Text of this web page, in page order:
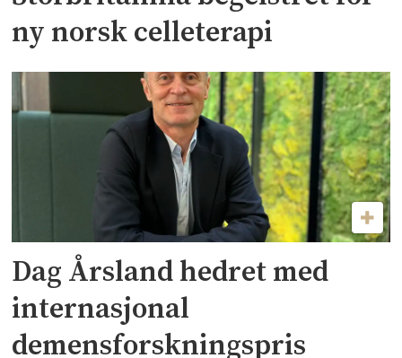
ny norsk celleterapi
Dag Årsland hedret med
internasjonal
demensforskningspris